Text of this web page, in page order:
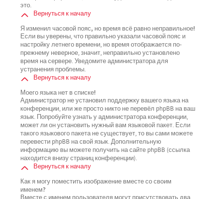
это.
Вернуться к началу
Я изменил часовой пояс, но время всё равно неправильное!
Если вы уверены, что правильно указали часовой пояс и
настройку летнего времени, но время отображается по-
прежнему неверное, значит, неправильно установлено
время на сервере. Уведомите администратора для
устранения проблемы.
Вернуться к началу
Моего языка нет в списке!
Администратор не установил поддержку вашего языка на
конференции, или же просто никто не перевёл phpBB на ваш
язык. Попробуйте узнать у администратора конференции,
может ли он установить нужный вам языковой пакет. Если
такого языкового пакета не существует, то вы сами можете
перевести phpBB на свой язык. Дополнительную
информацию вы можете получить на сайте phpBB (ссылка
находится внизу страниц конференции).
Вернуться к началу
Как я могу поместить изображение вместе со своим
именем?
Вместе с именем пользователя могут присутствовать два